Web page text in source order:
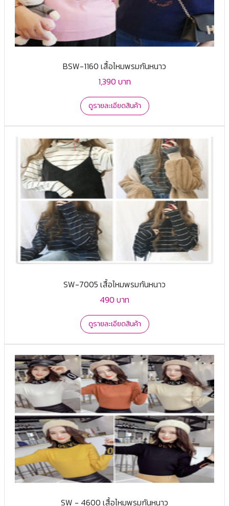
BSW-1160 เสื้อไหมพรมกันหนาว
1,390 บาท
ดูรายละเอียดสินค้า
SW-7005 เสื้อไหมพรมกันหนาว
490 บาท
ดูรายละเอียดสินค้า
SW - 4600 เสื้อไหมพรมกันหนาว